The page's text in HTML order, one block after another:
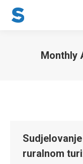
Monthly
ruralnom